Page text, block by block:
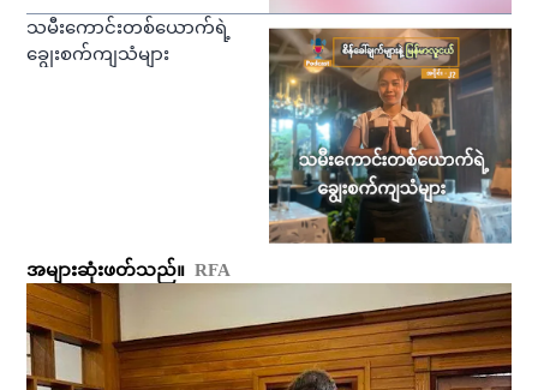
သမီးကောင်းတစ်ယောက်ရဲ့
ချွေးစက်ကျသံများ
အများဆုံးဖတ်သည်။ RFA